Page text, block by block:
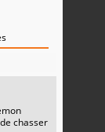
chasser